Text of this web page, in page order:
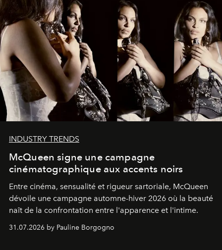
INDUSTRY TRENDS
McQueen signe une campagne
cinématographique aux accents noirs
Entre cinéma, sensualité et rigueur sartoriale, McQueen
dévoile une campagne automne-hiver 2026 où la beauté
naît de la confrontation entre l'apparence et l'intime.
31.07.2026 by Pauline Borgogno